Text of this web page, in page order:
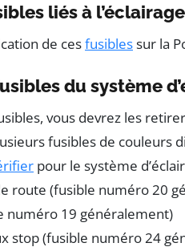
liés à
de cesfusiblessur la
du système
vous devrez les
fusibles de
pour le système
route (fusible numéro 20
numéro 19 généralement)
stop (fusible numéro 24